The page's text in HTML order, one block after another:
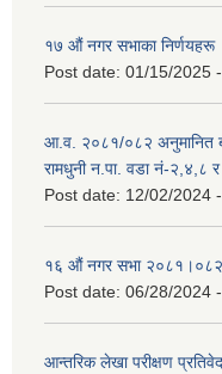
१७ औं नगर सभाका निर्णयहरू
Post date: 01/15/2025
आ.व. २०८१/०८२ अनुमानित
रामधुनी न.पा. वडा नं-
Post date: 12/02/2024
१६ औं नगर सभा २०८१।०८२
Post date: 06/28/2024
आन्तरिक लेखा परीक्षण